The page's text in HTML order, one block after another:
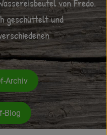
geschüttelt und
Archiv
Blog